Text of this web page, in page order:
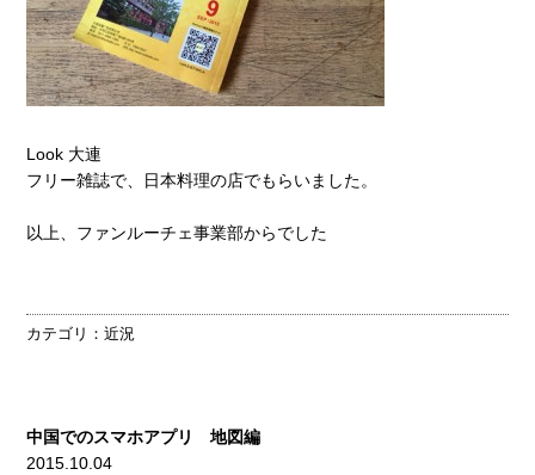
Look 大連
フリー雑誌で、日本料理の店でもらいました。
以上、ファンルーチェ事業部からでした
カテゴリ：近況
中国でのスマホアプリ 地図編
2015.10.04